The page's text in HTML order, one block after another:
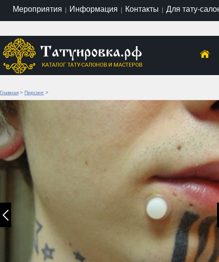
Мероприятия | Информация | Контакты | Для тату-
Главная > Пирсинг >